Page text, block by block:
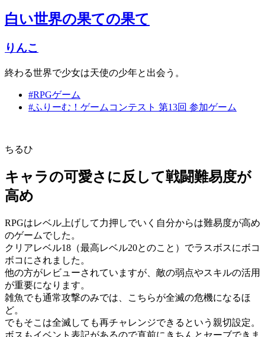
白い世界の果ての果て
りんこ
終わる世界で少女は天使の少年と出会う。
#RPGゲーム
#ふりーむ！ゲームコンテスト 第13回 参加ゲーム
ちるひ
キャラの可愛さに反して戦闘難易度が
高め
RPGはレベル上げして力押しでいく自分からは難易度が高め
のゲームでした。
クリアレベル18（最高レベル20とのこと）でラスボスにボコ
ボコにされました。
他の方がレビューされていますが、敵の弱点やスキルの活用
が重要になります。
雑魚でも通常攻撃のみでは、こちらが全滅の危機になるほ
ど。
でもそこは全滅しても再チャレンジできるという親切設定。